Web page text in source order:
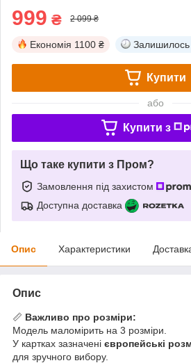
999 ₴ 2 099 ₴
Економія 1100 ₴ Залишилось
Купити
або
Купити з
Що таке купити з Пром?
Замовлення під захистом
Доступна доставка
Опис Характеристики
Опис
📏 Важливо про розміри:
Модель маломірить на 3 розміри.
У картках зазначені європейські
для зручного вибору.